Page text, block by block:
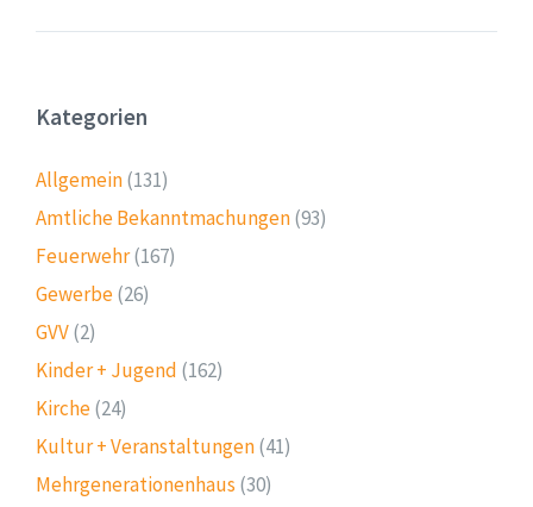
Kategorien
Allgemein(131)
Amtliche Bekanntmachungen(93)
Feuerwehr(167)
Gewerbe(26)
GVV(2)
Kinder + Jugend (162)
Kirche(24)
Kultur + Veranstaltungen(41)
Mehrgenerationenhaus (30)